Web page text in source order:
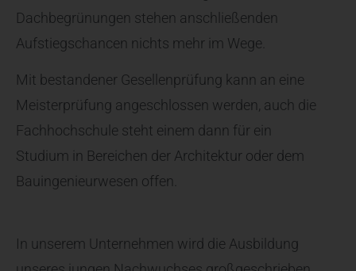
Dachbegrünungen stehen anschließenden
Aufstiegschancen nichts mehr im Wege.
Mit bestandener Gesellenprüfung kann an eine
Meisterprüfung angeschlossen werden, auch die
Fachhochschule steht einem dann für ein
Studium in Bereichen der Architektur oder dem
Bauingenieurwesen offen.
In unserem Unternehmen wird die Ausbildung